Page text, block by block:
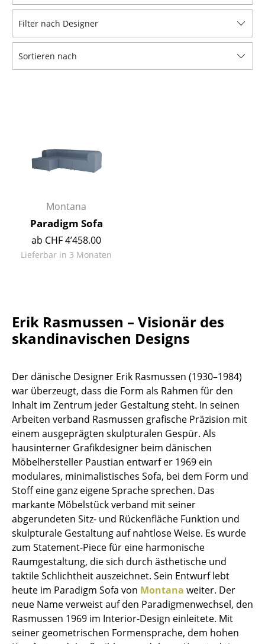
Bänke & Liegen
Sitzsäcke
Bürodrehstühle
Bürosessel
Einzelteile
... alle Sitzmöbel
Beistelltische
Schreibtische
Sekretäre & PC-Tische
Konferenztische
Stehtische & Stehpulte
Kindertische
Gartentische
Servierwagen
Einzelteile
... alle Tische
Aufbewahren
Regale & Schränke
Filter nach Designer
Sortieren nach
Montana
Paradigm Sofa
ab CHF 4’458.00
Lieferbar in 3 Monaten
Erik Rasmussen – Visionär des
skandinavischen Designs
Der dänische Designer Erik Rasmussen (1930–1984)
war überzeugt, dass die Form als Rahmen für den
Inhalt im Zentrum jeder Gestaltung steht. In seinen
Arbeiten verband Rasmussen grafische Präzision mit
einem ausgeprägten skulpturalen Gespür. Als
hausinterner Grafikdesigner beim dänischen
Möbelhersteller Paustian entwarf er 1969 ein
modulares, minimalistisches Sofa, bei dem Form und
Stoff eine ganz eigene Sprache sprechen. Das
markante Möbelstück verband mit seiner
abgerundeten Sitz- und Rückenfläche Funktion und
skulpturale Gestaltung auf nahtlose Weise. Es wurde
zum Statement-Piece für eine harmonische
Raumgestaltung, die sich durch ästhetische und
taktile Schlichtheit auszeichnet. Sein Entwurf lebt
heute im Paradigm Sofa von Montana weiter. Der
neue Name verweist auf den Paradigmenwechsel, den
Rasmussen 1969 im Interior-Design einleitete. Mit
seiner geometrischen Formensprache, dem hohen